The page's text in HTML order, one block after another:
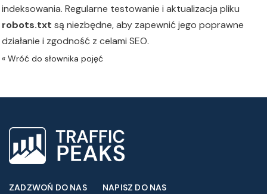
indeksowania. Regularne testowanie i aktualizacja pliku
robots.txt są niezbędne, aby zapewnić jego poprawne
działanie i zgodność z celami SEO.
ZADZWOŃ DO NAS NAPISZ DO NAS